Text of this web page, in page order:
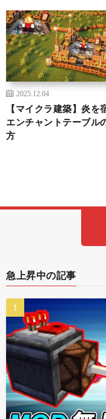
2025.12.04
【マイクラ建築】炎を
エンチャントテーブル
方
急上昇中の記事